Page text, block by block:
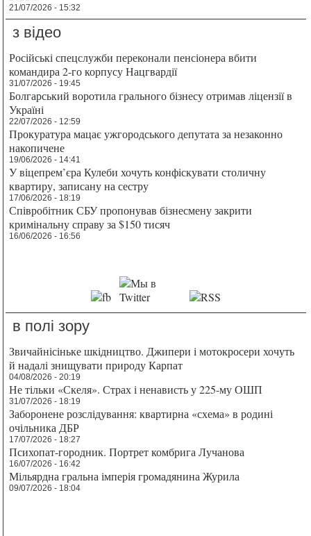
21/07/2026 - 15:32
з відео
Російські спецслужби переконали пенсіонера вбити
командира 2-го корпусу Нацгвардії
31/07/2026 - 19:45
Болгарський воротила грального бізнесу отримав ліцензії в
Україні
22/07/2026 - 12:59
Прокуратура мацає ужгородського депутата за незаконно
накопичене
19/06/2026 - 14:41
У віцепрем’єра Кулеби хочуть конфіскувати столичну
квартиру, записану на сестру
17/06/2026 - 18:19
Співробітник СБУ пропонував бізнесмену закрити
кримінальну справу за $150 тисяч
16/06/2026 - 16:56
в полі зору
Звичайнісіньке шкідництво. Джипери і мотокросери хочуть
й надалі знищувати природу Карпат
04/08/2026 - 20:19
Не тільки «Скеля». Страх і ненависть у 225-му ОШП
31/07/2026 - 18:19
Заборонене розслідування: квартирна «схема» в родині
очільника ДБР
17/07/2026 - 18:27
Психопат-городник. Портрет комбрига Лучанова
16/07/2026 - 16:42
Мільярдна гральна імперія громадянина Журила
09/07/2026 - 18:04